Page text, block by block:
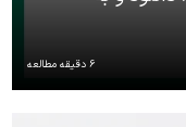
6 دقیقه مطالعه